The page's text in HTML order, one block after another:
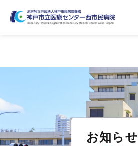
お知らせ